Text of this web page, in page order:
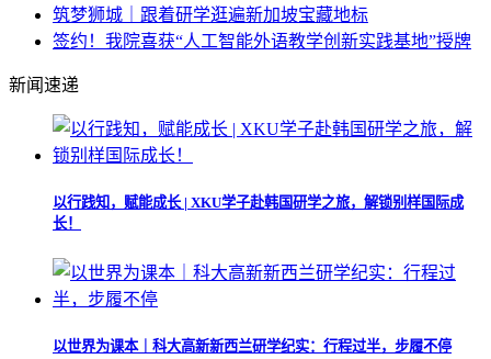
筑梦狮城｜跟着研学逛遍新加坡宝藏地标
签约！我院喜获“人工智能外语教学创新实践基地”授牌
新闻速递
以行践知，赋能成长 | XKU学子赴韩国研学之旅，解锁别样国际成
长！
以世界为课本｜科大高新新西兰研学纪实：行程过半，步履不停